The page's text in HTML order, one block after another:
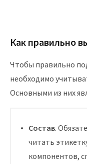
Как правильно
Чтобы правильно
необходимо
Основными из них
Состав.
читать
компонентов,